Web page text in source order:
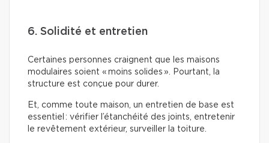
6. Solidité et entretien
Certaines personnes craignent que les maisons
modulaires soient « moins solides ». Pourtant, la
structure est conçue pour durer.
Et, comme toute maison, un entretien de base est
essentiel : vérifier l’étanchéité des joints, entretenir
le revêtement extérieur, surveiller la toiture.